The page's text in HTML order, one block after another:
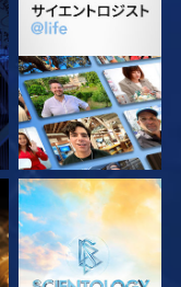
シリーズを探求
シリーズを探求